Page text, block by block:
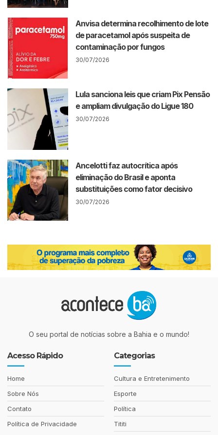
Anvisa determina recolhimento de lote
de paracetamol após suspeita de
contaminação por fungos
30/07/2026
Lula sanciona leis que criam Pix Pensão
e ampliam divulgação do Ligue 180
30/07/2026
Ancelotti faz autocrítica após
eliminação do Brasil e aponta
substituições como fator decisivo
30/07/2026
O seu portal de notícias sobre a Bahia e o mundo!
Acesso Rápido
Home
Sobre Nós
Contato
Política de Privacidade
Categorias
Cultura e Entretenimento
Esporte
Política
Tititi